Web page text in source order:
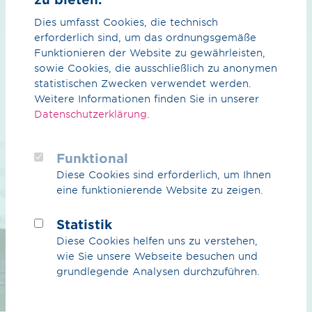
CO₂ im Überblick
Das CO₂-Netz
Partner
Erdgas & Biogas
Überblick Erdgas & Biogas
Biogas
Dienstleistungen
Dies umfasst Cookies, die technisch
erforderlich sind, um das ordnungsgemäße
Funktionieren der Website zu gewährleisten,
sowie Cookies, die ausschließlich zu anonymen
statistischen Zwecken verwendet werden.
Weitere Informationen finden Sie in unserer
Datenschutzerklärung
Funktional
Diese Cookies sind erforderlich, um Ihnen
eine funktionierende Website zu zeigen.
Statistik
Diese Cookies helfen uns zu verstehen,
wie Sie unsere Webseite besuchen und
grundlegende Analysen durchzuführen.
faszi­nierender und viel­seitiger Ort
zum Arbeiten, Mit­gestalten und
Wachsen.